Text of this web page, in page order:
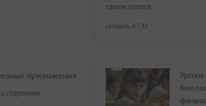
приложения
сторонних
своем голосе
сегодня, 07:32
Уроки